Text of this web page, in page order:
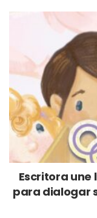
Escritora
para dialogar